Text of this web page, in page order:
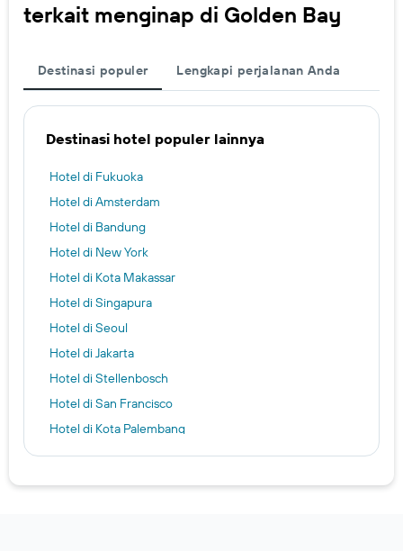
terkait menginap di Golden Bay
Destinasi populer Lengkapi perjalanan Anda
Destinasi hotel populer lainnya
Hotel di Fukuoka
Hotel di Amsterdam
Hotel di Bandung
Hotel di New York
Hotel di Kota Makassar
Hotel di Singapura
Hotel di Seoul
Hotel di Jakarta
Hotel di Stellenbosch
Hotel di San Francisco
Hotel di Kota Palembang
Hotel di Batam